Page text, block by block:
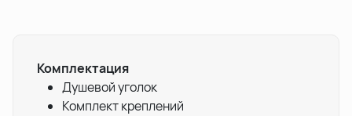
Комплектация
Душевой уголок
Комплект креплений